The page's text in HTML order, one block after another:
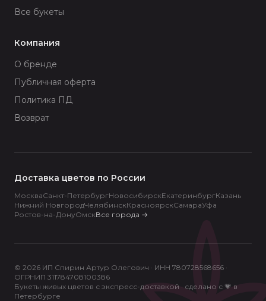
Все букеты
Компания
О бренде
Публичная оферта
Политика ПД
Возврат
Доставка цветов по России
МоскваСанкт-ПетербургНовосибирскЕкатеринбургКазань
Нижний НовгородЧелябинскКрасноярскСамараУфа
Ростов-на-ДонуОмскВсе города →
© 2026 ИП Спирин Артур Олегович · ИНН 780728568656 ·
ОГРНИП 311784708100386
Букеты живых цветов с экспресс-доставкой · сделано с 💗 в
Петербурге